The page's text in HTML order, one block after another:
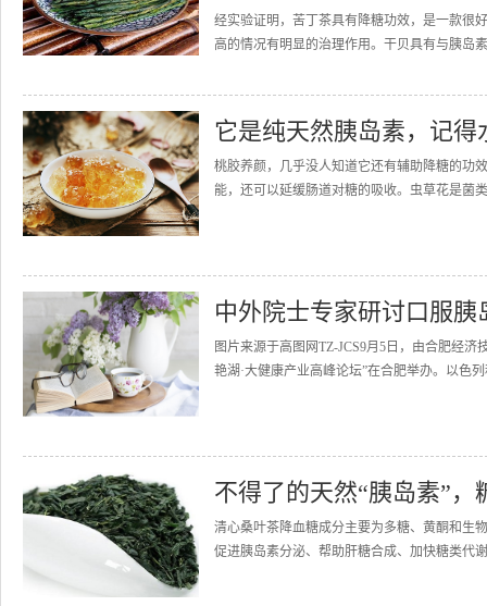
经实验证明，苦丁茶具有降糖功效，是一款很
高的情况有明显的治理作用。干贝具有与胰岛
它是纯天然胰岛素，记
桃胶养颜，几乎没人知道它还有辅助降糖的功
能，还可以延缓肠道对糖的吸收。虫草花是菌
中外院士专家研讨口服
图片来源于高图网TZ-JCS9月5日，由合肥经
艳湖·大健康产业高峰论坛”在合肥举办。以色
不得了的天然“胰岛素”
清心桑叶茶降血糖成分主要为多糖、黄酮和生
促进胰岛素分泌、帮助肝糖合成、加快糖类代